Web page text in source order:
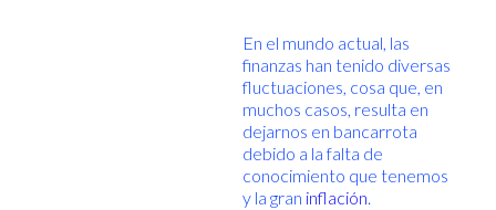
En el mundo actual, las
finanzas han tenido diversas
fluctuaciones, cosa que, en
muchos casos, resulta en
dejarnos en bancarrota
debido a la falta de
conocimiento que tenemos
y la gran inflación.